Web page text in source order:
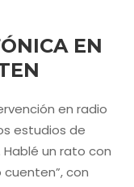
EN
en radio
estudios de
Hablé un rato con
cuenten”, con